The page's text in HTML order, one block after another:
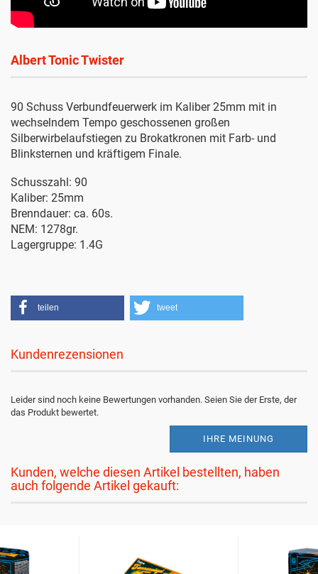
Albert Tonic Twister
90 Schuss Verbundfeuerwerk im Kaliber 25mm mit in
wechselndem Tempo geschossenen großen
Silberwirbelaufstiegen zu Brokatkronen mit Farb- und
Blinksternen und kräftigem Finale.
Schusszahl: 90
Kaliber: 25mm
Brenndauer: ca. 60s.
NEM: 1278gr.
Lagergruppe: 1.4G
teilen tweet
Kundenrezensionen
Leider sind noch keine Bewertungen vorhanden. Seien Sie der Erste, der
das Produkt bewertet.
IHRE MEINUNG
Kunden, welche diesen Artikel bestellten, haben
auch folgende Artikel gekauft: